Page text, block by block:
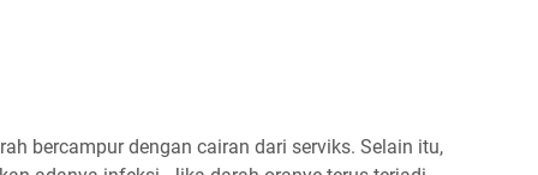
bercampur dengan cairan dari serviks. Selain itu,